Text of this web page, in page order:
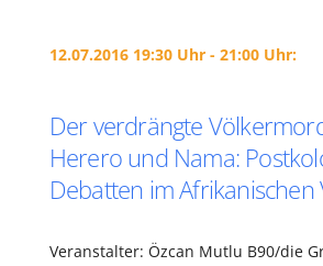
12.07.2016 19:30 Uhr - 21:00 Uhr:
Der verdrängte
Herero und Nama:
Debatten im Afrikanischen
Veranstalter: Özcan Mutlu B90/die